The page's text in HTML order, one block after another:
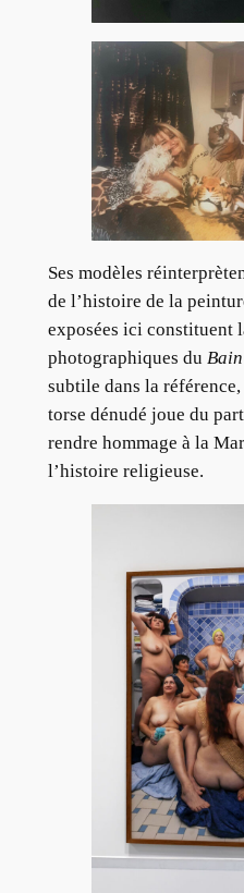
Ses modèles
de l’histoire de la
exposées ici constituent
photographiques du
subtile dans la
torse dénudé joue du
rendre hommage à la
l’histoire religieuse.